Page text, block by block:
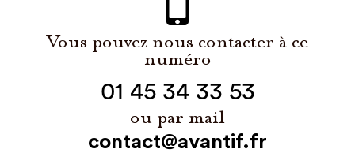
Vous pouvez nous contacter à ce
numéro
01 45 34 33 53
ou par mail
contact@avantif.fr